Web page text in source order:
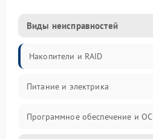
Виды неисправностей
Накопители и RAID
Питание и электрика
Программное обеспечение и ОС